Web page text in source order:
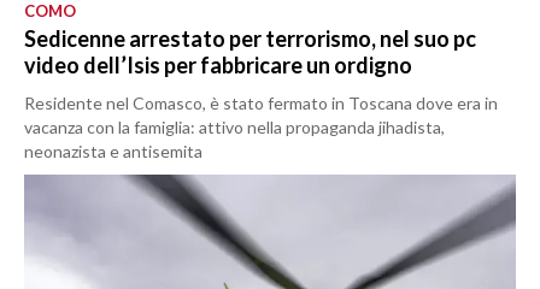
COMO
Sedicenne arrestato per terrorismo, nel suo pc
video dell’Isis per fabbricare un ordigno
Residente nel Comasco, è stato fermato in Toscana dove era in
vacanza con la famiglia: attivo nella propaganda jihadista,
neonazista e antisemita